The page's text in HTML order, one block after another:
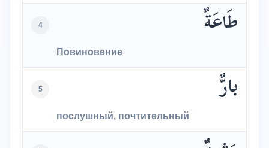
4 طَاعَةٌ
Повиновение
5 بارٌّ
послушный, почтительный